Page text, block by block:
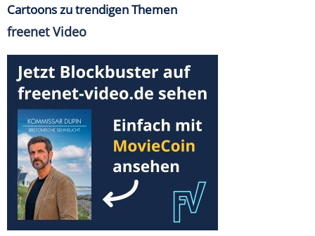
Cartoons zu trendigen Themen
freenet Video